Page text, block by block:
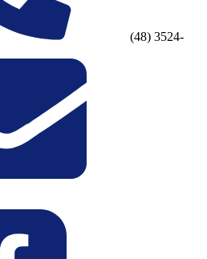
(48) 3524-